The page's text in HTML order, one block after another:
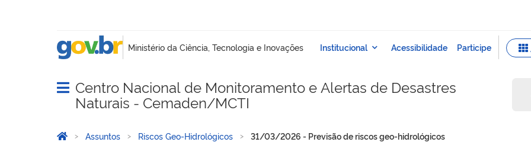
Abrir menu principal de navegação
Centro Nacional de Monitoramento e Alertas de Desastres
Naturais - Cemaden/MCTI
Você está aqui:
Página Inicial
Assuntos Riscos Geo-Hidrológicos 31/03/2026 - Previsão de riscos geo-hidrológicos